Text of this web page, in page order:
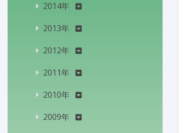
2014年
2013年
2012年
2011年
2010年
2009年